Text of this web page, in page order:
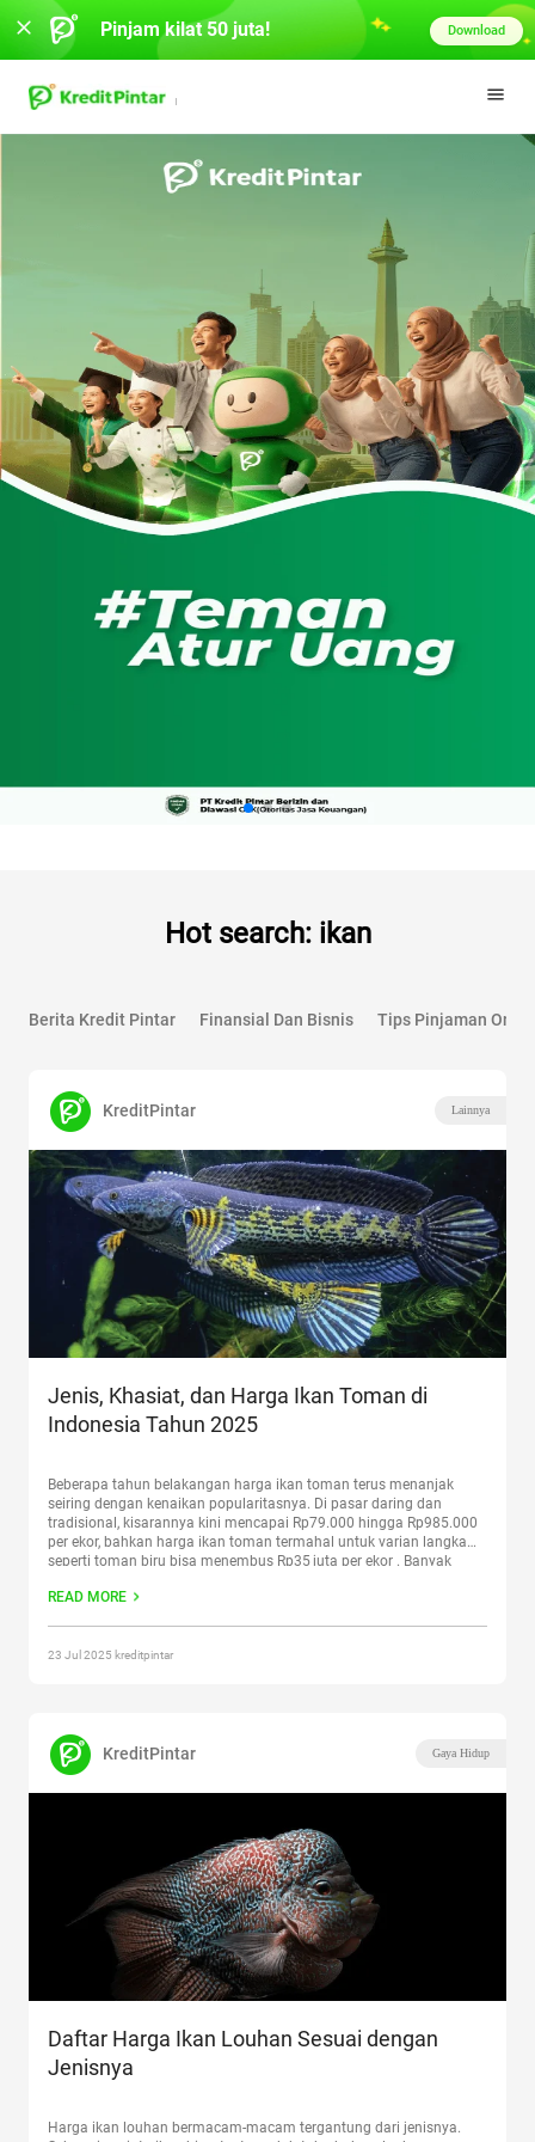
Hot search: ikan
Berita Kredit Pintar Finansial Dan Bisnis Tips Pinjaman
KreditPintar Lainnya
Jenis, Khasiat, dan Harga Ikan Toman di
Indonesia Tahun 2025
Beberapa tahun belakangan harga ikan toman terus menanjak
seiring dengan kenaikan popularitasnya. Di pasar daring dan
tradisional, kisarannya kini mencapai Rp79.000 hingga Rp985.000
per ekor, bahkan harga ikan toman termahal untuk varian langka
seperti toman biru bisa menembus Rp35 juta per ekor . Banyak
corak tubuhnya yang eksotis
READ MORE
23 Jul 2025 kreditpintar
KreditPintar Gaya Hidup
Daftar Harga Ikan Louhan Sesuai dengan
Jenisnya
Harga ikan louhan bermacam-macam tergantung dari jenisnya.
Pinjam kilat 50 juta! Download